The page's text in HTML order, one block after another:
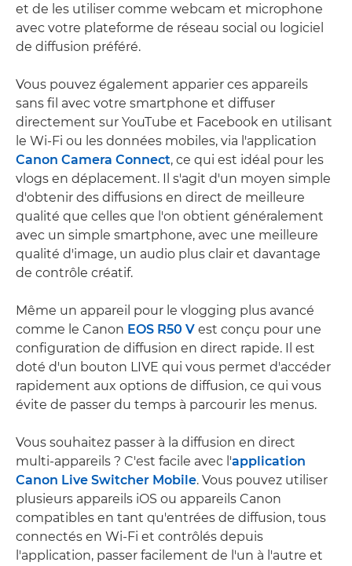
et de les utiliser comme webcam et microphone
avec votre plateforme de réseau social ou logiciel
de diffusion préféré.
Vous pouvez également apparier ces appareils
sans fil avec votre smartphone et diffuser
directement sur YouTube et Facebook en utilisant
le Wi-Fi ou les données mobiles, via l'application
Canon Camera Connect, ce qui est idéal pour les
vlogs en déplacement. Il s'agit d'un moyen simple
d'obtenir des diffusions en direct de meilleure
qualité que celles que l'on obtient généralement
avec un simple smartphone, avec une meilleure
qualité d'image, un audio plus clair et davantage
de contrôle créatif.
Même un appareil pour le vlogging plus avancé
comme le Canon EOS R50 V est conçu pour une
configuration de diffusion en direct rapide. Il est
doté d'un bouton LIVE qui vous permet d'accéder
rapidement aux options de diffusion, ce qui vous
évite de passer du temps à parcourir les menus.
Vous souhaitez passer à la diffusion en direct
multi-appareils ? C'est facile avec l'application
Canon Live Switcher Mobile. Vous pouvez utiliser
plusieurs appareils iOS ou appareils Canon
compatibles en tant qu'entrées de diffusion, tous
connectés en Wi-Fi et contrôlés depuis
l'application, passer facilement de l'un à l'autre et